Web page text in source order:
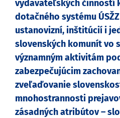
vydavateľských činností
dotačného systému
ustanovizní, inštitúcií i
slovenských komunít vo
významným aktivitám
zabezpečujúcim
zveľaďovanie
mnohostrannosti
zásadných atribútov –